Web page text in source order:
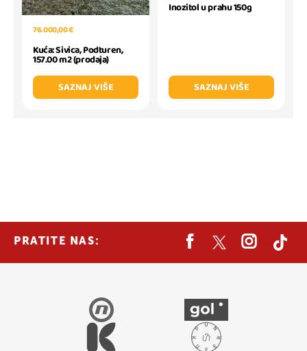
76.000,00 €
Kuća: Sivica, Podturen,
157.00 m2 (prodaja)
SAZNAJ VIŠE
Inozitol u prahu 150g
SAZNAJ VIŠE
PRATITE NAS: